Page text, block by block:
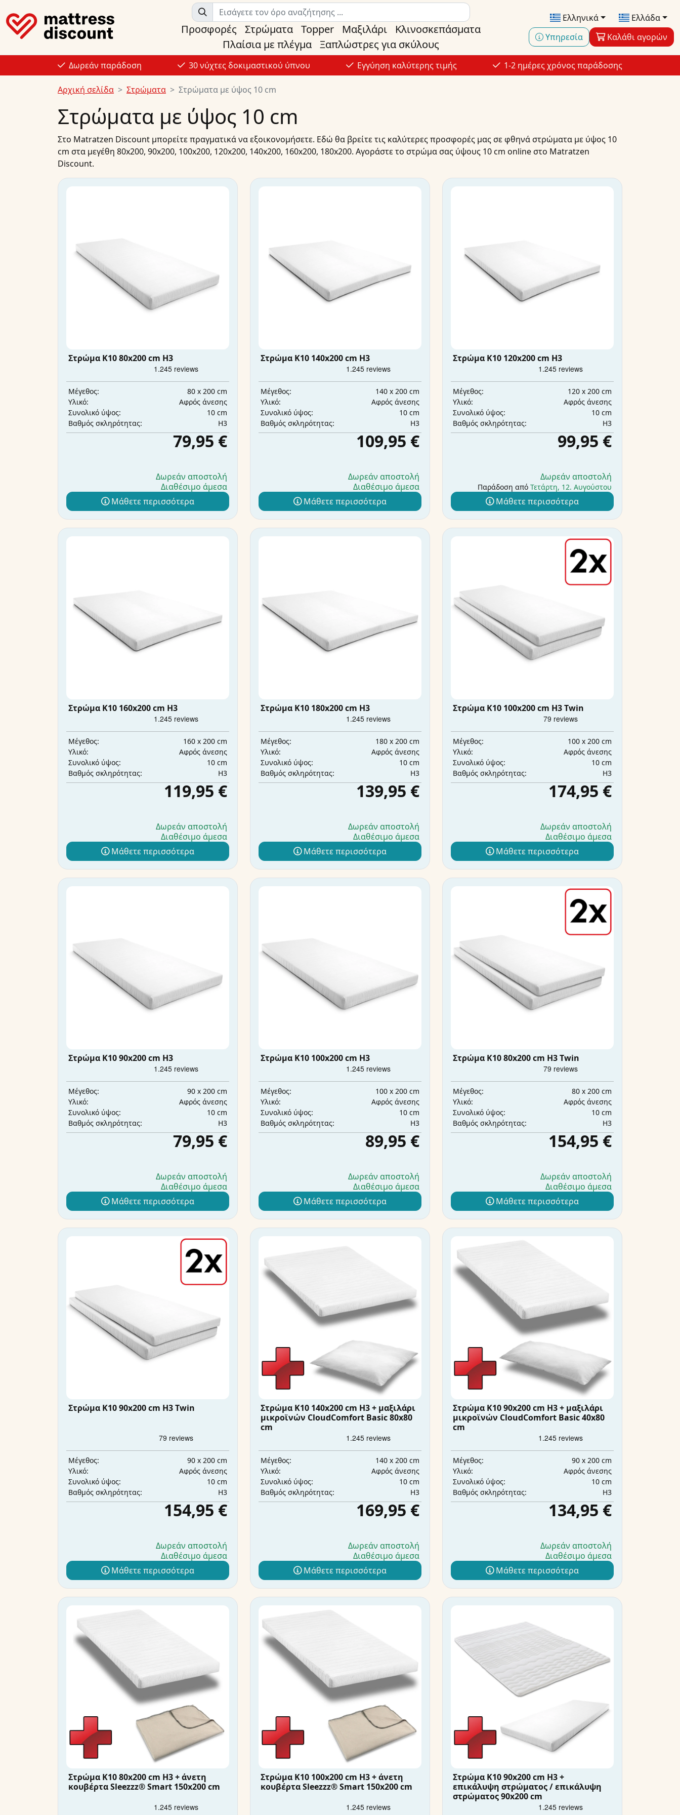
Ελληνικά
Ελλάδα
Υπηρεσία
Καλάθι αγορών
Προσφορές Στρώματα Topper Μαξιλάρι
Κλινοσκεπάσματα
Πλαίσια με πλέγμα
Ξαπλώστρες για σκύλους
Δωρεάν παράδοση 30 νύχτες δοκιμαστικού ύπνου Εγγύηση καλύτερης τιμής 1-2 ημέρες χρόνος παράδοσης
Αρχική σελίδα Στρώματα Στρώματα με ύψος 10 cm
Στρώματα με ύψος 10 cm
Στο Matratzen Discount μπορείτε πραγματικά να εξοικονομήσετε. Εδώ θα βρείτε τις καλύτερεςπροσφορές μας σεφθηνά στρώματα με ύψος 10
cm στα μεγέθη 80x200, 90x200, 100x200, 120x200, 140x200, 160x200, 180x200. Αγοράστετο στρώμασας ύψους 10 cm onlineστο Matratzen
Discount.
Στρώμα K10 80x200 cm H3
Μέγεθος:
80 x 200 cm
Υλικό:
Αφρός άνεσης
Συνολικό ύψος:
10 cm
Βαθμός σκληρότητας:
H3
79,95 €
Δωρεάν αποστολή
Διαθέσιμο άμεσα
Μάθετε περισσότερα
Στρώμα K10 140x200 cm H3
Μέγεθος:
140 x 200 cm
Υλικό:
Αφρός άνεσης
Συνολικό ύψος:
10 cm
Βαθμός σκληρότητας:
H3
109,95 €
Δωρεάν αποστολή
Διαθέσιμο άμεσα
Μάθετε περισσότερα
Στρώμα K10 120x200 cm H3
Μέγεθος:
120 x 200 cm
Υλικό:
Αφρός άνεσης
Συνολικό ύψος:
10 cm
Βαθμός σκληρότητας:
H3
99,95 €
Δωρεάν αποστολή
Παράδοση από Τετάρτη, 12. Αυγούστου
Μάθετε περισσότερα
Στρώμα K10 160x200 cm H3
Μέγεθος:
160 x 200 cm
Υλικό:
Αφρός άνεσης
Συνολικό ύψος:
10 cm
Βαθμός σκληρότητας:
H3
119,95 €
Δωρεάν αποστολή
Διαθέσιμο άμεσα
Μάθετε περισσότερα
Στρώμα K10 180x200 cm H3
Μέγεθος:
180 x 200 cm
Υλικό:
Αφρός άνεσης
Συνολικό ύψος:
10 cm
Βαθμός σκληρότητας:
H3
139,95 €
Δωρεάν αποστολή
Διαθέσιμο άμεσα
Μάθετε περισσότερα
Στρώμα K10 100x200 cm H3 Twin
Μέγεθος:
100 x 200 cm
Υλικό:
Αφρός άνεσης
Συνολικό ύψος:
10 cm
Βαθμός σκληρότητας:
H3
174,95 €
Δωρεάν αποστολή
Διαθέσιμο άμεσα
Μάθετε περισσότερα
Στρώμα K10 90x200 cm H3
Μέγεθος:
90 x 200 cm
Υλικό:
Αφρός άνεσης
Συνολικό ύψος:
10 cm
Βαθμός σκληρότητας:
H3
79,95 €
Δωρεάν αποστολή
Διαθέσιμο άμεσα
Μάθετε περισσότερα
Στρώμα K10 100x200 cm H3
Μέγεθος:
100 x 200 cm
Υλικό:
Αφρός άνεσης
Συνολικό ύψος:
10 cm
Βαθμός σκληρότητας:
H3
89,95 €
Δωρεάν αποστολή
Διαθέσιμο άμεσα
Μάθετε περισσότερα
Στρώμα K10 80x200 cm H3 Twin
Μέγεθος:
80 x 200 cm
Υλικό:
Αφρός άνεσης
Συνολικό ύψος:
10 cm
Βαθμός σκληρότητας:
H3
154,95 €
Δωρεάν αποστολή
Διαθέσιμο άμεσα
Μάθετε περισσότερα
Στρώμα K10 90x200 cm H3 Twin
Μέγεθος:
90 x 200 cm
Υλικό:
Αφρός άνεσης
Συνολικό ύψος:
10 cm
Βαθμός σκληρότητας:
H3
154,95 €
Δωρεάν αποστολή
Διαθέσιμο άμεσα
Μάθετε περισσότερα
Στρώμα K10 140x200 cm H3 + μαξιλάρι
μικροϊνών CloudComfort Basic 80x80
cm
Μέγεθος:
140 x 200 cm
Υλικό:
Αφρός άνεσης
Συνολικό ύψος:
10 cm
Βαθμός σκληρότητας:
H3
169,95 €
Δωρεάν αποστολή
Διαθέσιμο άμεσα
Μάθετε περισσότερα
Στρώμα K10 90x200 cm H3 + μαξιλάρι
μικροϊνών CloudComfort Basic 40x80
cm
Μέγεθος:
90 x 200 cm
Υλικό:
Αφρός άνεσης
Συνολικό ύψος:
10 cm
Βαθμός σκληρότητας:
H3
134,95 €
Δωρεάν αποστολή
Διαθέσιμο άμεσα
Μάθετε περισσότερα
Στρώμα K10 80x200 cm H3 + άνετη
κουβέρτα Sleezzz® Smart 150x200 cm
Στρώμα K10 100x200 cm H3 + άνετη
κουβέρτα Sleezzz® Smart 150x200 cm
Στρώμα K10 90x200 cm H3 +
επικάλυψη στρώματος / επικάλυψη
στρώματος 90x200 cm